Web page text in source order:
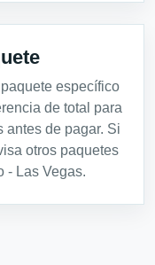
específico
de total para
antes de pagar. Si
otros paquetes
- Las Vegas.